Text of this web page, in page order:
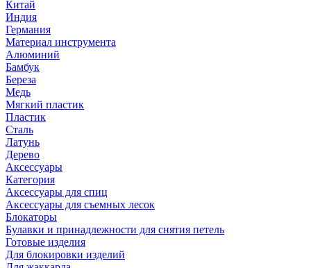
Китай
Индия
Германия
Материал инструмента
Алюминий
Бамбук
Береза
Медь
Мягкий пластик
Пластик
Сталь
Латунь
Дерево
Аксессуары
Категория
Аксессуары для спиц
Аксессуары для съемных лесок
Блокаторы
Булавки и принадлежности для снятия петель
Готовые изделия
Для блокировки изделий